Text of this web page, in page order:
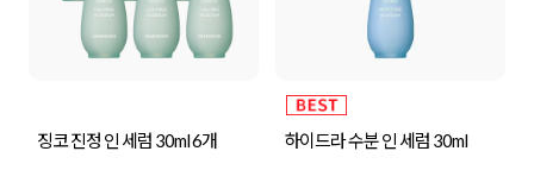
징코 진정 인 세럼 30ml 6개 하이드라 수분 인 세럼 30ml